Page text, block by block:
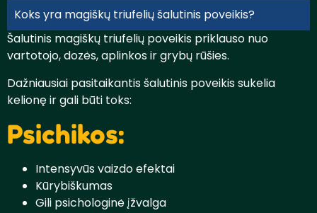
Koks yra magiškų triufelių šalutinis poveikis?
Šalutinis magiškų triufelių poveikis priklauso nuo
vartotojo, dozės, aplinkos ir grybų rūšies.
Dažniausiai pasitaikantis šalutinis poveikis sukelia
kelionę ir gali būti toks:
Psichikos:
Intensyvūs vaizdo efektai
Kūrybiškumas
Gili psichologinė įžvalga